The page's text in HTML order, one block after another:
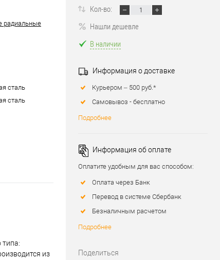
радиальные
сталь
сталь
типа:
из
Кол-во:
Нашли дешевле
В наличии
Информация о доставке
Курьером – 500 руб.*
Самовывоз - бесплатно
Подробнее
Информация об оплате
Оплатите удобным для вас способом:
Оплата через Банк
Перевод в системе Сбербанк
Безналичным расчетом
Подробнее
Поделиться